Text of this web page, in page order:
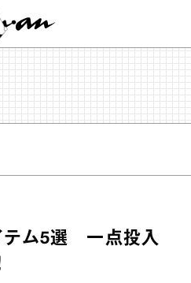
テム5選 一点投入